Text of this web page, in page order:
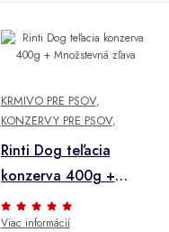
KRMIVO PRE PSOV,
KONZERVY PRE PSOV,
Rinti Dog teľacia
konzerva 400g +
Množstevná zľava
Viac informácií